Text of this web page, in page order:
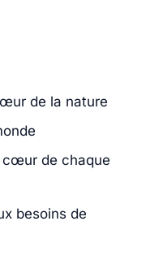
de la nature
cœur de chaque
besoins de